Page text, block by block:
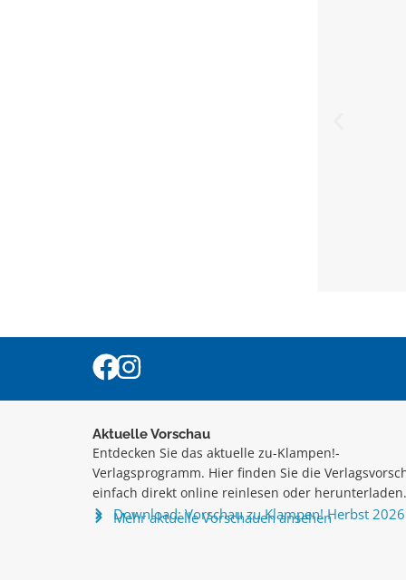
Aktuelle Vorschau
Entdecken Sie das aktuelle zu-Klampen!-
Verlagsprogramm. Hier finden Sie die
einfach direkt online reinlesen oder herunterladen.
Download: Vorschau zu Klampen! Herbst 2026
Mehr aktuelle Vorschauen ansehen